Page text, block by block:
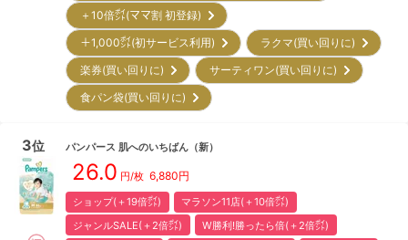
＋10倍㌽(ママ割 初登録)
＋1,000㌽(初サービス利用)
ラクマ(買い回りに)
楽券(買い回りに)
サーティワン(買い回りに)
食パン袋(買い回りに)
3位 パンパース 肌へのいちばん （新）
26.0 円/枚 6,880円
ショップ(＋19倍㌽)
マラソン11店(＋10倍㌽)
ジャンルSALE(＋2倍㌽)
W勝利!勝ったら倍(＋2倍㌽)